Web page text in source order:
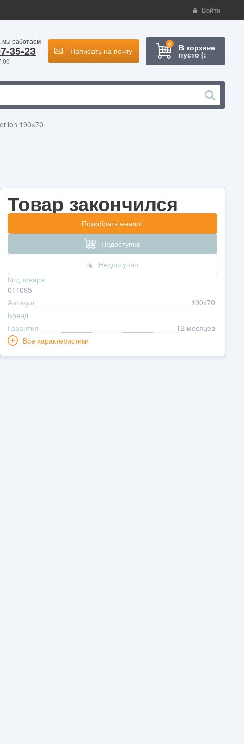
Войти
мы работаем
35-23 Написать на почту
0 В корзине
пусто (:
190х70
Товар закончился
Подобрать аналог
Недоступно
Недоступно
Код товара
011095
Артикул
190х70
Бренд
Гарантия
12 месяцев
Все характеристики